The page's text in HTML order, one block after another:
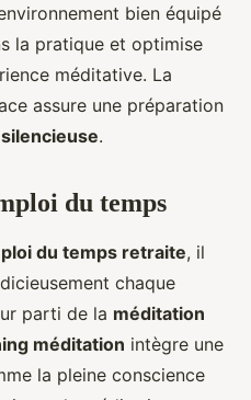
bien équipé
la pratique et optimise
méditative. La
assure une préparation
.
du temps
du temps retraite, il
chaque
parti de la méditation
méditation intègre une
la pleine conscience